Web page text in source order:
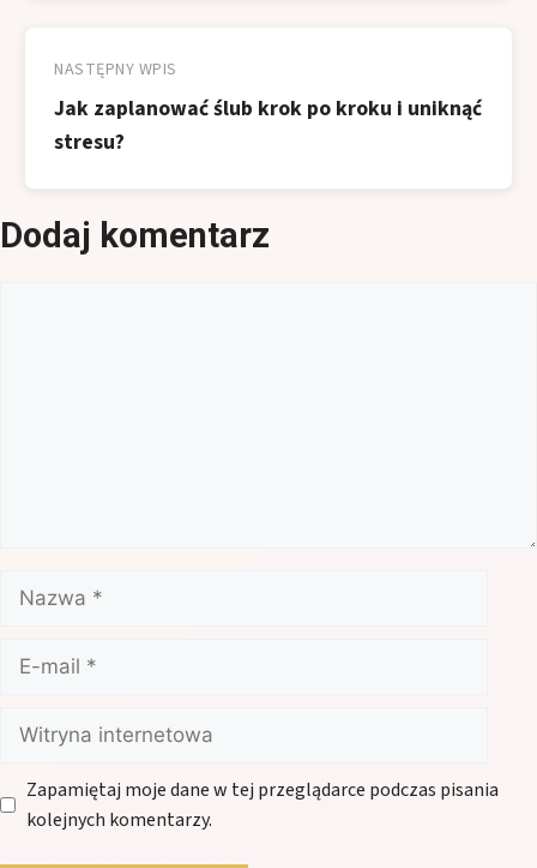
NASTĘPNY WPIS
Jak zaplanować ślub krok po kroku i uniknąć
stresu?
Dodaj komentarz
Nazwa
mail
Witryna
internetowa
Zapamiętaj moje dane w tej przeglądarce podczas pisania
kolejnych komentarzy.